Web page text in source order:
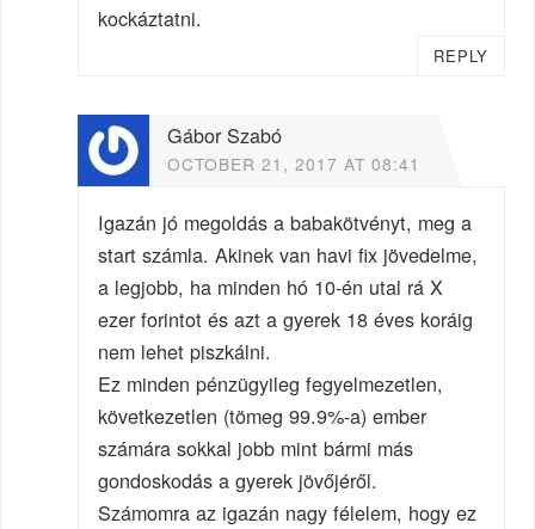
kockáztatni.
REPLY
Gábor Szabó
OCTOBER 21, 2017 AT 08:41
Igazán jó megoldás a babakötvényt, meg a
start számla. Akinek van havi fix jövedelme,
a legjobb, ha minden hó 10-én utal rá X
ezer forintot és azt a gyerek 18 éves koráig
nem lehet piszkálni.
Ez minden pénzügyileg fegyelmezetlen,
következetlen (tömeg 99.9%-a) ember
számára sokkal jobb mint bármi más
gondoskodás a gyerek jövőjéről.
Számomra az igazán nagy félelem, hogy ez